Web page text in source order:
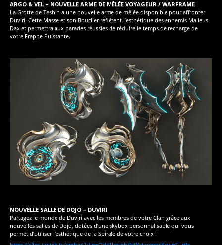
ARGO & VEL – NOUVELLE ARME DE MÊLÉE VOYAGEUR / WARFRAME
La Grotte de Teshin a une nouvelle arme de mêlée disponible pour affronter
Duviri. Cette Masse et son Bouclier reflètent l’esthétique des ennemis Malleus
Dax et permettra aux parades réussies de réduire le temps de recharge de
votre Frappe Puissante.
NOUVELLE SALLE DE DOJO – DUVIRI
Partagez le monde de Duviri avec les membres de votre Clan grâce aux
nouvelles salles de Dojo, dotées d’une skybox personnalisable qui vous
permet d’utiliser l’esthétique de la Spirale de votre choix !